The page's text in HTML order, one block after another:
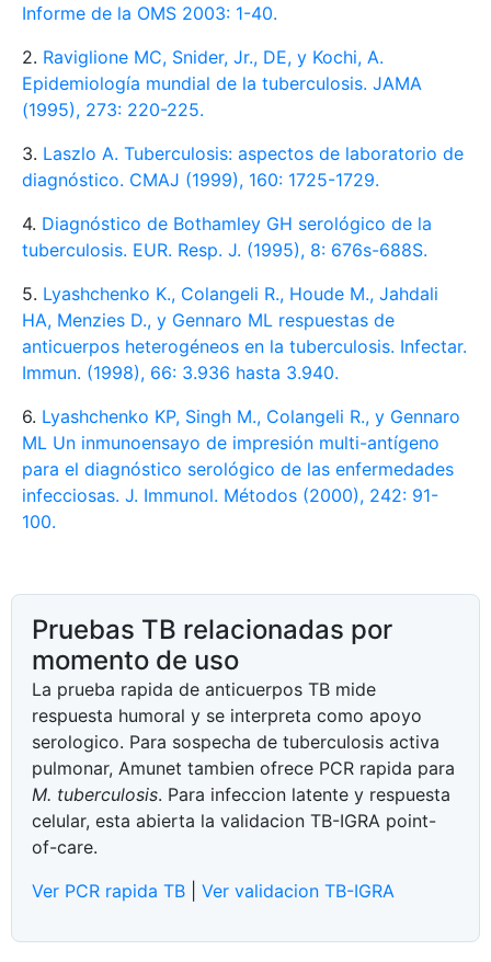
Informe de la OMS 2003: 1-40.
2. Raviglione MC, Snider, Jr., DE, y Kochi, A.
Epidemiología mundial de la tuberculosis. JAMA
(1995), 273: 220-225.
3. Laszlo A. Tuberculosis: aspectos de laboratorio de
diagnóstico. CMAJ (1999), 160: 1725-1729.
4. Diagnóstico de Bothamley GH serológico de la
tuberculosis. EUR. Resp. J. (1995), 8: 676s-688S.
5. Lyashchenko K., Colangeli R., Houde M., Jahdali
HA, Menzies D., y Gennaro ML respuestas de
anticuerpos heterogéneos en la tuberculosis. Infectar.
Immun. (1998), 66: 3.936 hasta 3.940.
6. Lyashchenko KP, Singh M., Colangeli R., y Gennaro
ML Un inmunoensayo de impresión multi-antígeno
para el diagnóstico serológico de las enfermedades
infecciosas. J. Immunol. Métodos (2000), 242: 91-
100.
Pruebas TB relacionadas por
momento de uso
La prueba rapida de anticuerpos TB mide
respuesta humoral y se interpreta como apoyo
serologico. Para sospecha de tuberculosis activa
pulmonar, Amunet tambien ofrece PCR rapida para
M. tuberculosis. Para infeccion latente y respuesta
celular, esta abierta la validacion TB-IGRA point-
of-care.
Ver PCR rapida TB
Ver validacion TB-IGRA